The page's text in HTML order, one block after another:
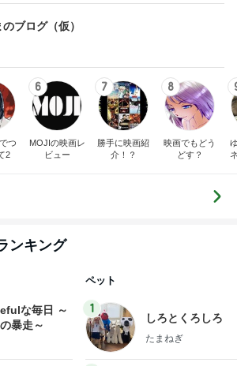
ブログ（仮）
つ
2
6
MOJIの映画レ
ビュー
7
勝手に映画紹
介！？
8
映画でもどう
どす？
ンキング
な毎日 ～
暴走～
ペット
1
しろとくろしろ
たまねぎ